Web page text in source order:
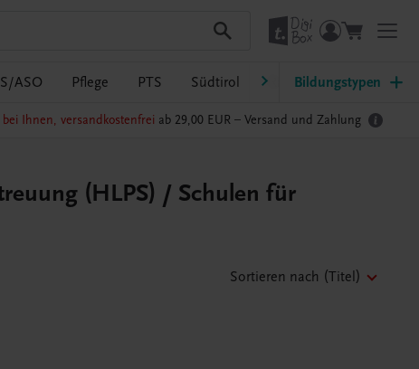
ASO Pflege PTS Südtirol Ratgeber Schulpraxis
Bildungstypen
Ihnen, versandkostenfrei ab 29,00 EUR – Versand und Zahlung
(HLPS) / Schulen für
Sortieren nach (Titel)